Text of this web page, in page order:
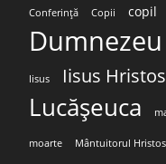
Conferință Copii copil
Dumnezeu
Iisus Iisus Hristos
Lucășeuca
moarte Mântuitorul Hristos